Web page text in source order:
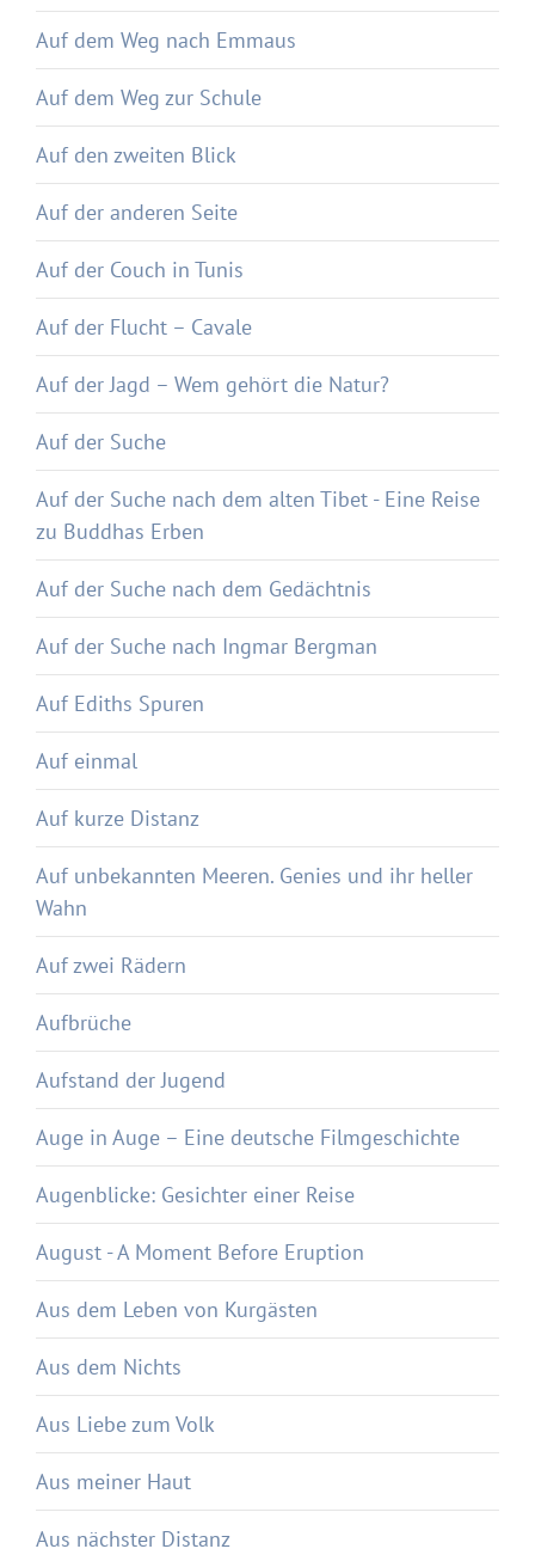
Auf dem Weg nach Emmaus
Auf dem Weg zur Schule
Auf den zweiten Blick
Auf der anderen Seite
Auf der Couch in Tunis
Auf der Flucht – Cavale
Auf der Jagd – Wem gehört die Natur?
Auf der Suche
Auf der Suche nach dem alten Tibet - Eine Reise
zu Buddhas Erben
Auf der Suche nach dem Gedächtnis
Auf der Suche nach Ingmar Bergman
Auf Ediths Spuren
Auf einmal
Auf kurze Distanz
Auf unbekannten Meeren. Genies und ihr heller
Wahn
Auf zwei Rädern
Aufbrüche
Aufstand der Jugend
Auge in Auge – Eine deutsche Filmgeschichte
Augenblicke: Gesichter einer Reise
August - A Moment Before Eruption
Aus dem Leben von Kurgästen
Aus dem Nichts
Aus Liebe zum Volk
Aus meiner Haut
Aus nächster Distanz